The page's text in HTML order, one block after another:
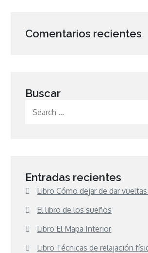
Comentarios recientes
Buscar
Entradas recientes
Libro Cómo dejar de dar
El libro de los sueños
Libro El Mapa Interior
Libro Técnicas de relajación